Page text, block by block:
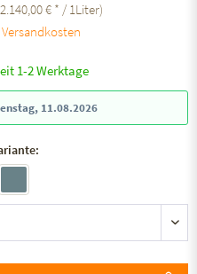
€ * / 1Liter)
1-2 Werktage
11.08.2026